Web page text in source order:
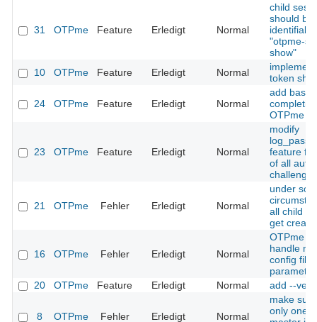
31 OTPme Feature Erledigt Normal
child
should be
"otpme-
show"
10
OTPme Feature Erledigt Normal
token
24 OTPme Feature Erledigt Normal
add bash
OTPme
23 OTPme Feature Erledigt Normal
modify
feature
of all auth
21 OTPme Fehler Erledigt Normal
under
all child
get
16 OTPme Fehler Erledigt Normal
OTPme
handle
config file
20
OTPme Feature Erledigt Normal add --
8 OTPme Fehler Erledigt Normal
make
only one